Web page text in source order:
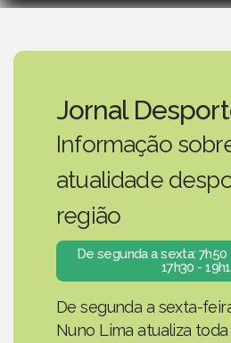
Jornal
Informação
atualidade
região
De segunda a sexta: 7h50
17h30 -
De segunda a sexta-
Nuno Lima atualiza